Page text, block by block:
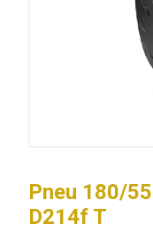
Pneu 180/
D214f T